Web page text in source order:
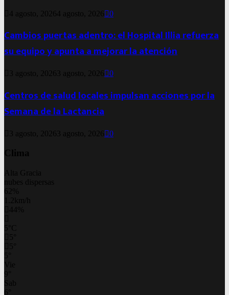
4 agosto, 20264 agosto, 2026 0
Cambios puertas adentro: el Hospital Illia refuerza
su equipo y apunta a mejorar la atención
3 agosto, 2026 3 agosto, 2026 0
Centros de salud locales impulsan acciones por la
Semana de la Lactancia
3 agosto, 2026 3 agosto, 2026 0
Clima
Alta Gracia
nubes dispersas
62%
1.2km/h
44%
5 C
5
5
5
Vie
9
Sab
6